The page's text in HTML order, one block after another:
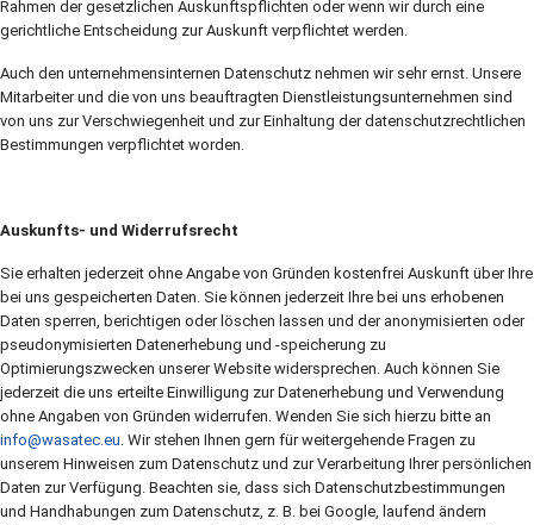
Rahmen der gesetzlichen Auskunftspflichten oder wenn wir durch eine
gerichtliche Entscheidung zur Auskunft verpflichtet werden.
Auch den unternehmensinternen Datenschutz nehmen wir sehr ernst. Unsere
Mitarbeiter und die von uns beauftragten Dienstleistungsunternehmen sind
von uns zur Verschwiegenheit und zur Einhaltung der datenschutzrechtlichen
Bestimmungen verpflichtet worden.
Auskunfts- und Widerrufsrecht
Sie erhalten jederzeit ohne Angabe von Gründen kostenfrei Auskunft über Ihre
bei uns gespeicherten Daten. Sie können jederzeit Ihre bei uns erhobenen
Daten sperren, berichtigen oder löschen lassen und der anonymisierten oder
pseudonymisierten Datenerhebung und -speicherung zu
Optimierungszwecken unserer Website widersprechen. Auch können Sie
jederzeit die uns erteilte Einwilligung zur Datenerhebung und Verwendung
ohne Angaben von Gründen widerrufen. Wenden Sie sich hierzu bitte an
info@wasatec.eu. Wir stehen Ihnen gern für weitergehende Fragen zu
unserem Hinweisen zum Datenschutz und zur Verarbeitung Ihrer persönlichen
Daten zur Verfügung. Beachten sie, dass sich Datenschutzbestimmungen
und Handhabungen zum Datenschutz, z. B. bei Google, laufend ändern